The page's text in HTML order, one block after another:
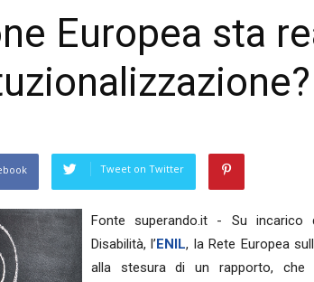
Europea sta
Tweet on Twitter
Fonte superando.it - Su incarico
Disabilità, l’ ENIL, la Rete Europea
alla stesura di un rapporto,